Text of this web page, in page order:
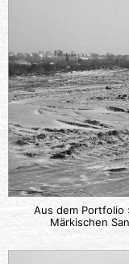
Aus dem Portfolio
Märkischen